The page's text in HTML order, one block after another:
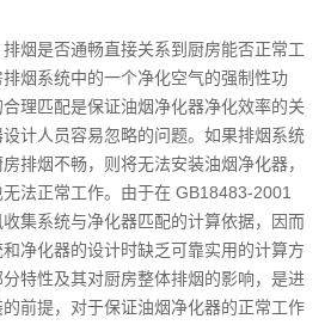
烟是否通畅直接关系到厨房能否正常工
烟系统中的一个净化空气的强制性功
理匹配是保证油烟净化器净化效率的关
计人员容易忽略的问题。如果排烟系统
排烟不畅，则将无法安装油烟净化器，
法正常工作。由于在 GB18483-2001
集系统与净化器匹配的计算依据，因而
净化器的设计时缺乏可靠实用的计算方
特性及其对厨房整体排烟的影响，是进
前提，对于保证油烟净化器的正常工作